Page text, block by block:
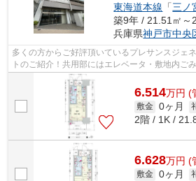
東海道本線 「三ノ
築9年 / 21.51㎡～
兵庫県神戸市中央
多くの方からご好評頂いているプレサンスジェ
トのご紹介！共用部にはエレベータ・敷地内ご
す！防犯対策もバッチリなマンション...
6.514万円 (
敷金 0ヶ月
2階 / 1K /
6.628万円 (
敷金 0ヶ月